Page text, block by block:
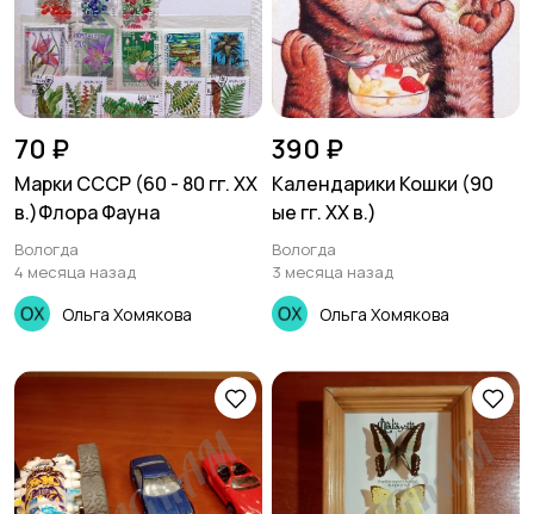
70 ₽
Марки СССР (60 - 80 гг. ХХ
в.)Флора Фауна
Вологда
4 месяца назад
Ольга Хомякова
390 ₽
Календарики Кошки (90
ые гг. ХХ в.)
Вологда
3 месяца назад
Ольга Хомякова